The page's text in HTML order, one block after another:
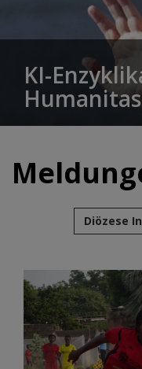
KI-
Humanitas
Diözese